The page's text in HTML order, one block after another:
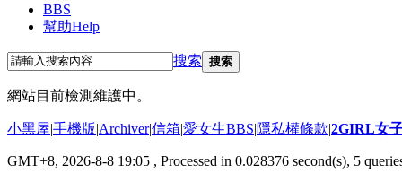
BBS
幫助Help
搜索 搜索
網站目前檢測維護中。
小黑屋|手機版|Archiver|信箱|愛女生BBS|隱私權條款|2GIRL女
GMT+8, 2026-8-8 19:05 , Processed in 0.028376 second(s), 5